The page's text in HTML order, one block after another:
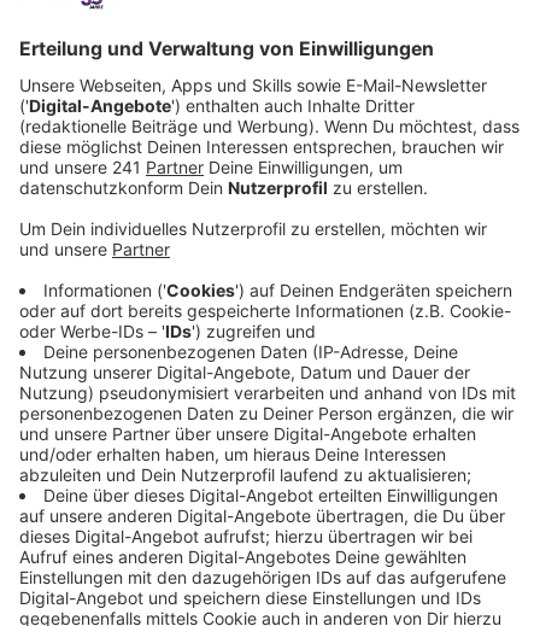
Anzeige
Weihnachtlich geschmückte Mofas und Roller fahren
zum Spendensammeln durch unsere Stadt. Start ist
am Samstag (20.12) um 17:00 Uhr am Motorradhaus
Granke in Bergisch Neukirchen. Dann geht es bis zum
Opladener Weihnachtsmarkt, wo um 18:30 Uhr ein
besonderes, restauriertes Mofa für den guten Zweck
verlost wird.
Anzeige
So verläuft die Strecke
Anzeige
Auf diesen Straßen ist die Mofatour ab 17:00 Uhr
unterwegs: